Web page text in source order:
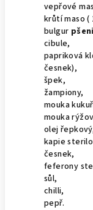
vepřové
krůtí maso (
bulgur
cibule,
papriková
česnek),
špek,
žampiony,
mouka
mouka
olej
kapie
česnek,
feferony
sůl,
chilli,
pepř.